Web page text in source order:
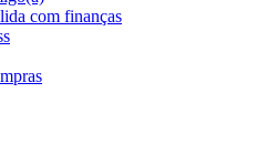
com finanças